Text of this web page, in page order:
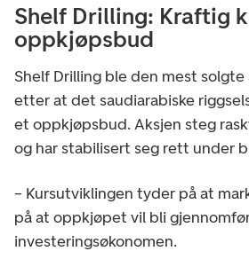
Shelf Drilling: Kraftig
oppkjøpsbud
Shelf Drilling ble den mest solgte
etter at det saudiarabiske
et oppkjøpsbud. Aksjen steg
og har stabilisert seg rett under
– Kursutviklingen tyder på at
på at oppkjøpet vil bli
investeringsøkonomen.